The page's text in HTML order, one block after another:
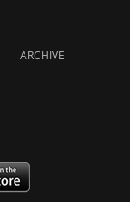
ARCHIVE